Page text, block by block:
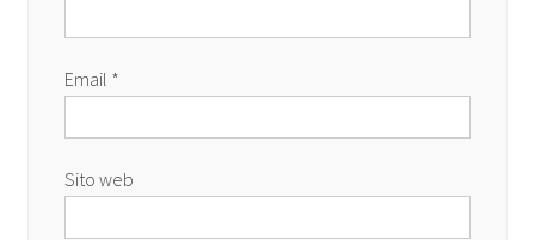
Email *
Sito web